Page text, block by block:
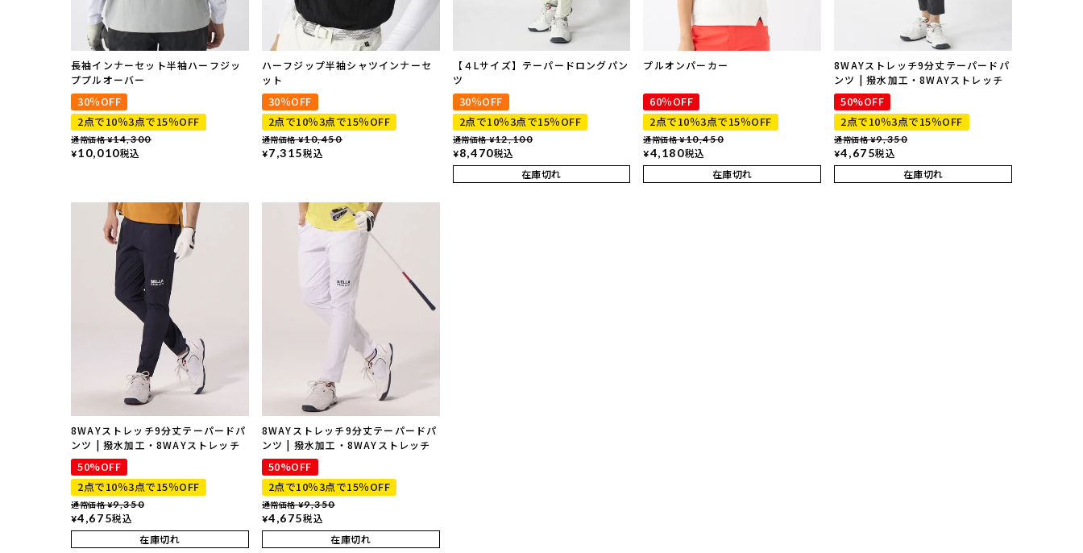
長袖インナーセット半袖ハーフジッ
ププルオーバー
30％OFF
2点で10％3点で15％OFF
通常価格 ¥14,300
¥10,010税込
ハーフジップ半袖シャツインナーセ
ット
30％OFF
2点で10％3点で15％OFF
通常価格 ¥10,450
¥7,315税込
【４Lサイズ】テーパードロングパン
ツ
30％OFF
2点で10％3点で15％OFF
通常価格 ¥12,100
¥8,470税込
在庫切れ
プルオンパーカー
60％OFF
2点で10％3点で15％OFF
通常価格 ¥10,450
¥4,180税込
在庫切れ
8WAYストレッチ9分丈テーパードパ
ンツ | 撥水加工・8WAYストレッチ
50%OFF
2点で10％3点で15％OFF
通常価格 ¥9,350
¥4,675税込
在庫切れ
8WAYストレッチ9分丈テーパードパ
ンツ | 撥水加工・8WAYストレッチ
50%OFF
2点で10％3点で15％OFF
通常価格 ¥9,350
¥4,675税込
在庫切れ
8WAYストレッチ9分丈テーパードパ
ンツ | 撥水加工・8WAYストレッチ
50%OFF
2点で10％3点で15％OFF
通常価格 ¥9,350
¥4,675税込
在庫切れ